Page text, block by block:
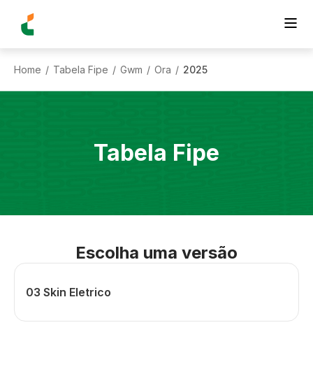
Home / Tabela Fipe / Gwm / Ora / 2025
Tabela Fipe
Escolha uma versão
03 Skin Eletrico